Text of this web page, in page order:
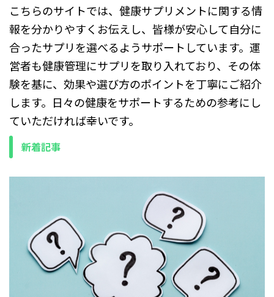
して取り入れやすいサプリメ
ントです。 1日2粒で摂取で
き、ドラッグストアでも手に
入りやすく、続けやすい価格
帯が特徴です。 肝臓の代謝や
日常のコンディション管理を
意 ...
り入れたい人向けに設計され
たサプリメントです。 1日1
粒で取り入れやすい摂取設計
と、約1,000円という価格の
手頃さが特徴で、初めてコエ
ンザイムQ10を試して ...
こちらのサイトでは、健康サプリメントに関する情
報を分かりやすくお伝えし、皆様が安心して自分に
合ったサプリを選べるようサポートしています。運
営者も健康管理にサプリを取り入れており、その体
験を基に、効果や選び方のポイントを丁寧にご紹介
します。日々の健康をサポートするための参考にし
ていただければ幸いです。
新着記事